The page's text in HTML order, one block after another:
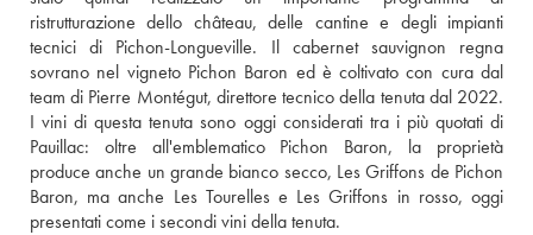
ristrutturazione dello château, delle cantine e degli impianti
tecnici di Pichon-Longueville. Il cabernet sauvignon regna
sovrano nel vigneto Pichon Baron ed è coltivato con cura dal
team di Pierre Montégut, direttore tecnico della tenuta dal 2022.
I vini di questa tenuta sono oggi considerati tra i più quotati di
Pauillac: oltre all'emblematico Pichon Baron, la proprietà
produce anche un grande bianco secco, Les Griffons de Pichon
Baron, ma anche Les Tourelles e Les Griffons in rosso, oggi
presentati come i secondi vini della tenuta.